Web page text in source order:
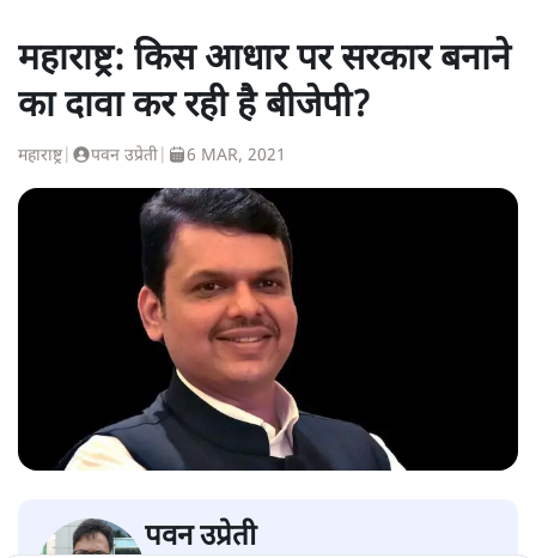
महाराष्ट्र: किस आधार पर सरकार बनाने
का दावा कर रही है बीजेपी?
महाराष्ट्र| पवन उप्रेती 6 MAR, 2021
पवन उप्रेती